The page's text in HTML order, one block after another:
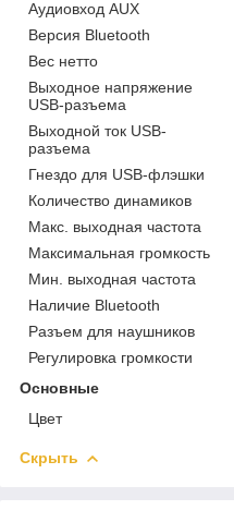
Аудиовход AUX
Версия Bluetooth
Вес нетто
Выходное напряжение
USB-разъема
Выходной ток USB-
разъема
Гнездо для USB-флэшки
Количество динамиков
Макс. выходная частота
Максимальная громкость
Мин. выходная частота
Наличие Bluetooth
Разъем для наушников
Регулировка громкости
Основные
Цвет
Скрыть